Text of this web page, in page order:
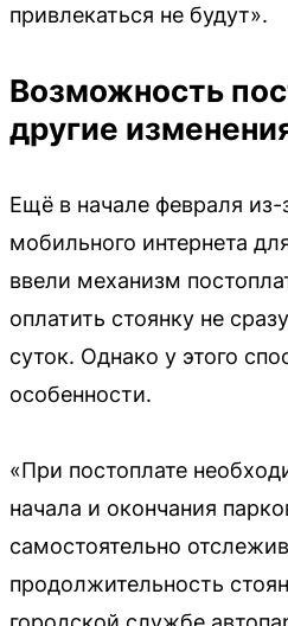
привлекаться не будут».
Возможность
другие
Ещё в начале февраля из-
мобильного интернета
ввели механизм
оплатить стоянку не
суток. Однако у этого
особенности.
«При постоплате
начала и окончания
самостоятельно
продолжительность